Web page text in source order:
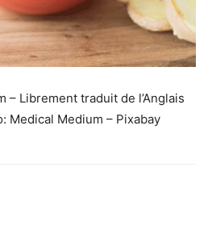
– Librement traduit de l’Anglais
Medical Medium – Pixabay